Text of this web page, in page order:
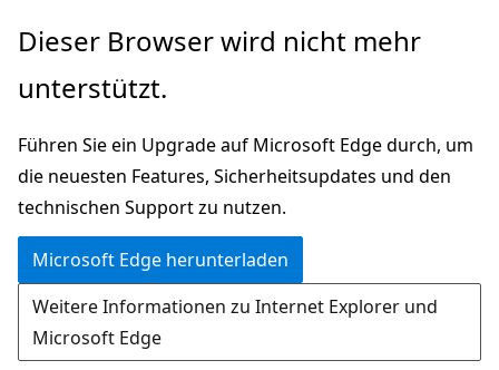
Zu
wechseln
Dieser Browser wird nicht mehr
unterstützt.
Führen Sie ein Upgrade auf Microsoft Edge durch, um
die neuesten Features, Sicherheitsupdates und den
technischen Support zu nutzen.
Microsoft Edge herunterladen
Weitere Informationen zu Internet Explorer und
Microsoft Edge